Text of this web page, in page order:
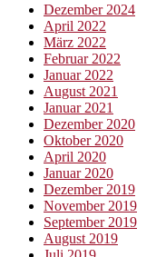
Dezember 2024
April 2022
März 2022
Februar 2022
Januar 2022
August 2021
Januar 2021
Dezember 2020
Oktober 2020
April 2020
Januar 2020
Dezember 2019
November 2019
September 2019
August 2019